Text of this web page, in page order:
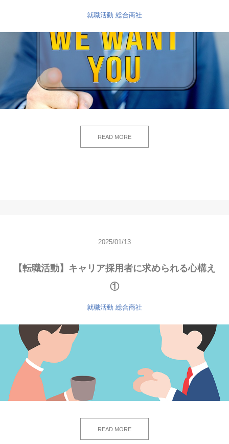
就職活動 総合商社
READ MORE
2025/01/13
【転職活動】キャリア採用者に求められる心構え
①
就職活動 総合商社
READ MORE